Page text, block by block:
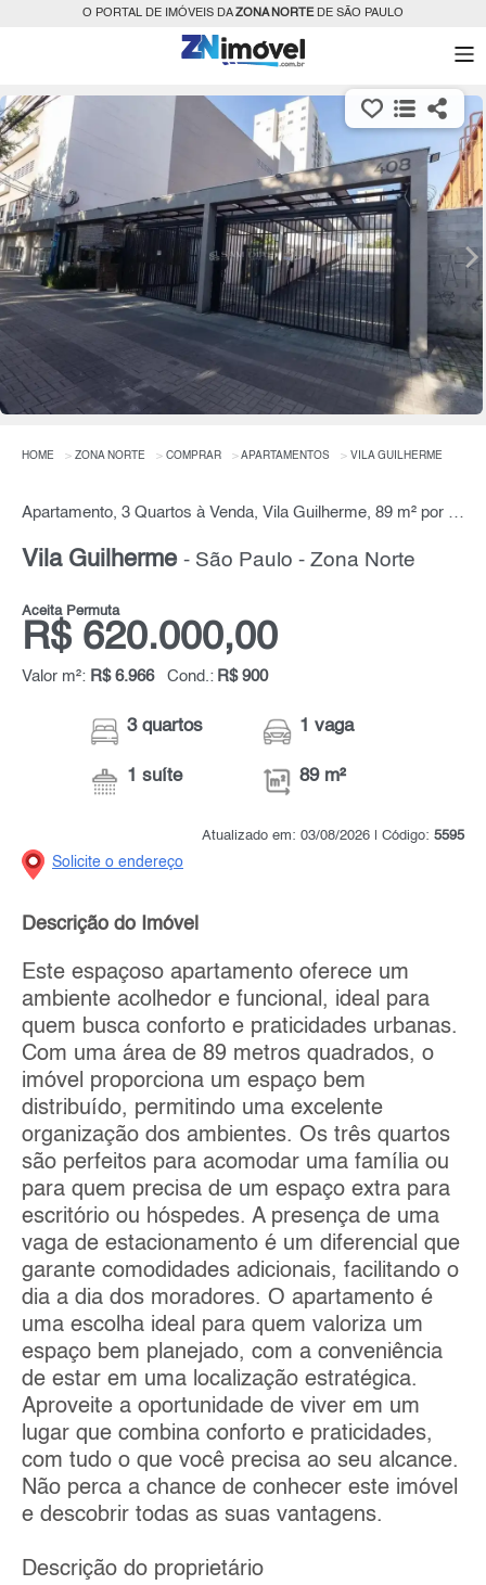
O PORTAL DE IMÓVEIS DAZONA NORTEDE SÃO PAULO
HOME ZONA NORTE COMPRAR APARTAMENTOS VILA GUILHERME
Apartamento, 3 Quartos à Venda, Vila Guilherme, 89 m² por R$ 620.000,00
Vila Guilherme - São Paulo - Zona Norte
Aceita Permuta
R$ 620.000,00
Valor m²: R$ 6.966 Cond.: R$ 900
3 quartos
1 suíte
1 vaga
89 m²
Atualizado em: 03/08/2026 | Código: 5595
Solicite o endereço
Descrição do Imóvel
Este espaçoso apartamento oferece um
ambiente acolhedor e funcional, ideal para
quem busca conforto e praticidades urbanas.
Com uma área de 89 metros quadrados, o
imóvel proporciona um espaço bem
distribuído, permitindo uma excelente
organização dos ambientes. Os três quartos
são perfeitos para acomodar uma família ou
para quem precisa de um espaço extra para
escritório ou hóspedes. A presença de uma
vaga de estacionamento é um diferencial que
garante comodidades adicionais, facilitando o
dia a dia dos moradores. O apartamento é
uma escolha ideal para quem valoriza um
espaço bem planejado, com a conveniência
de estar em uma localização estratégica.
Aproveite a oportunidade de viver em um
lugar que combina conforto e praticidades,
com tudo o que você precisa ao seu alcance.
Não perca a chance de conhecer este imóvel
e descobrir todas as suas vantagens.
Descrição do proprietário